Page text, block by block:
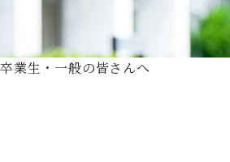
卒業生・一般の皆さんへ